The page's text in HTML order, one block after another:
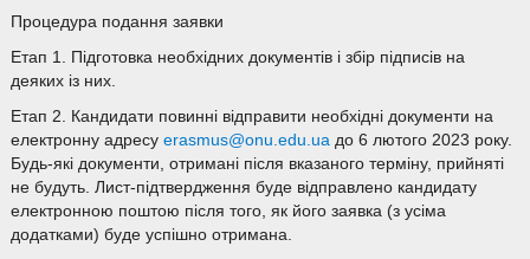
Процедура подання заявки
Етап 1. Підготовка необхідних документів і збір підписів на
деяких із них.
Етап 2. Кандидати повинні відправити необхідні документи на
електронну адресу erasmus@onu.edu.uaдо 6 лютого 2023 року.
Будь-які документи, отримані після вказаного терміну, прийняті
не будуть. Лист-підтвердження буде відправлено кандидату
електронною поштою після того, як його заявка (з усіма
додатками) буде успішно отримана.